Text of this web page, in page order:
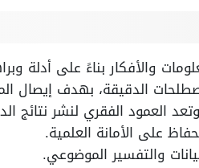
والأفكار بناءً على أدلة
الدقيقة، بهدف إيصال
العمود الفقري لنشر نتائج
على الأمانة العلمية.
والتفسير الموضوعي.